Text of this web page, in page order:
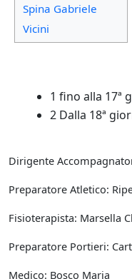
Spina Gabriele
Vicini
1 fino alla 17ª
2 Dalla 18ª
Dirigente
Preparatore Atletico:
Fisioterapista: Marsella
Preparatore Portieri:
Medico: Bosco Maria